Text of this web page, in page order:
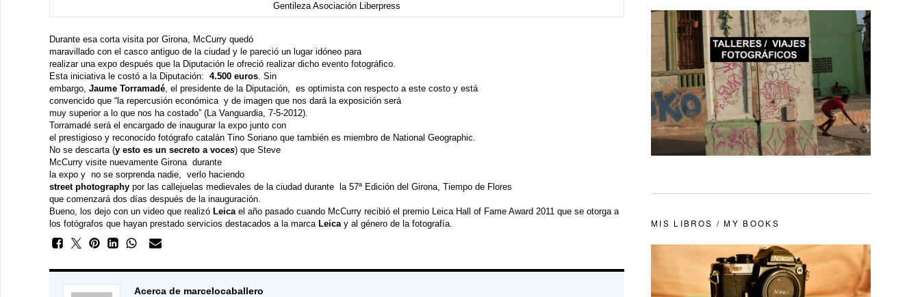
GentilezaAsociación Liberpress
Durante esa corta visita por Girona, McCurry quedó
maravillado con el casco antiguo de la ciudad y le pareció un lugar idóneo para
realizar una expo después que la Diputación le ofreció realizar dicho evento fotográfico.
Esta iniciativa le costó a la Diputación: 4.500 euros. Sin
embargo, Jaume Torramadé, el presidente de la Diputación, es optimista con respecto a este costo y está
convencido que “la repercusión económica y de imagen que nos dará la exposición será
muy superior a lo que nos ha costado” (La Vanguardia, 7-5-2012).
Torramadé será el encargado de inaugurar la expo junto con
el prestigioso y reconocido fotógrafo catalán Tino Soriano que también es miembro de National Geographic.
No se descarta (y esto es un secreto a voces) que Steve
McCurry visite nuevamente Girona durante
la expo y no se sorprenda nadie, verlo haciendo
street photography por las callejuelas medievales de la ciudad durante la 57ª Edición del Girona, Tiempo de Flores
que comenzará dos días después de la inauguración.
Bueno, los dejo con un video que realizó Leicael año pasado cuando McCurry recibió el premio Leica Hall of Fame Award 2011 que se otorga a
los fotógrafos que hayan prestado servicios destacados a la marca Leicay al género de la fotografía.
Acerca de marcelocaballero
MIS LIBROS / MY BOOKS